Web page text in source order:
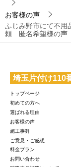
お客様の声
ふじみ野市にて不用
頼 匿名希望様の声
埼玉片付け110
トップページ
初めての方へ
選ばれる理由
お客様の声
施工事例
ご意見・ご感想
料金プラン
お問い合わせ